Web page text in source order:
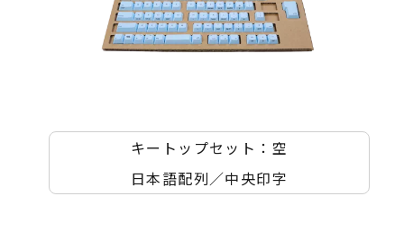
キートップセット：空
日本語配列／中央印字